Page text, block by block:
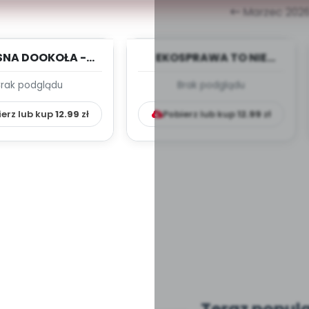
Marzec 2026
DOOKOŁA -
PRACY WYCH....
podglądu
lub kup12.99 zł
EKOSPRAWA TO NIE
TYGODNIOWY PLAN PR...
Brak podglądu
Pobierz lub kup12.99zł